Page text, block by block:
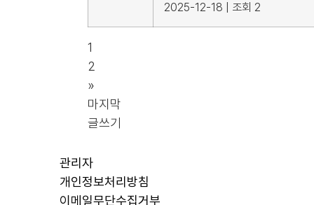
2025-12-18
조회 2
1
2
»
마지막
글쓰기
관리자
개인정보처리방침
이메일무단수집거부